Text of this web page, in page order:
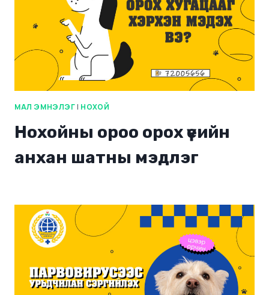
МАЛ ЭМНЭЛЭГ | НОХОЙ
Нохойны ороо орох үеийн
анхан шатны мэдлэг